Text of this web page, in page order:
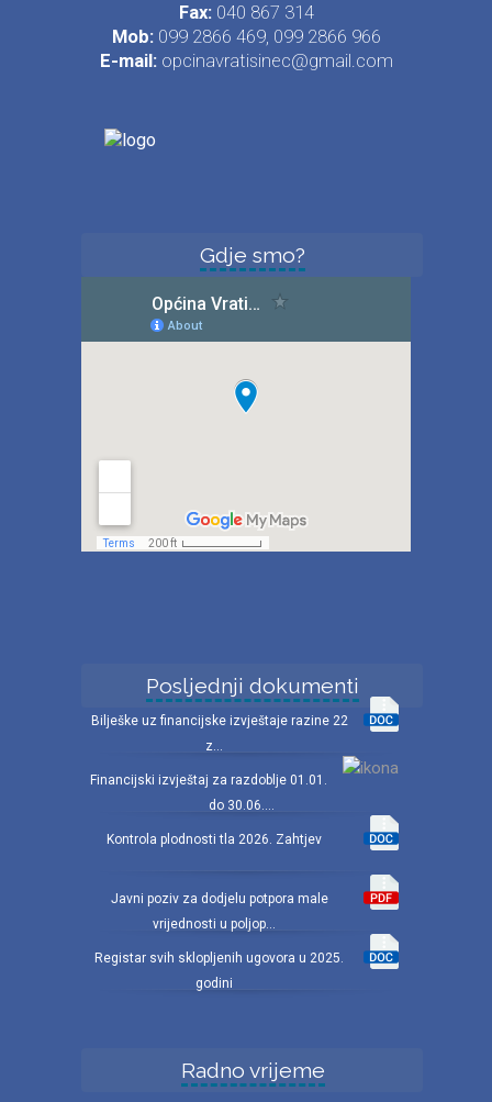
Fax: 040 867 314
Mob: 099 2866 469, 099 2866 966
E-mail: opcinavratisinec@gmail.com
Gdje smo?
Posljednji dokumenti
Bilješke uz financijske izvještaje razine 22
z...
Financijski izvještaj za razdoblje 01.01.
do 30.06....
Kontrola plodnosti tla 2026. Zahtjev
Javni poziv za dodjelu potpora male
vrijednosti u poljop...
Registar svih sklopljenih ugovora u 2025.
godini
Radno vrijeme